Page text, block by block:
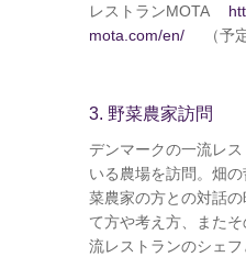
レストランMOTA
mota.com/en/（予定
3. 野菜農家訪問
デンマークの一流レ
いる農場を訪問。畑
菜農家の方との対話
て方や考え方、また
流レストランのシェ